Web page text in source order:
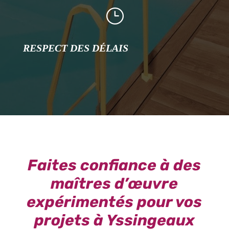
}
RESPECT DES DÉLAIS
Faites confiance à des
maîtres d’œuvre
expérimentés pour vos
projets à Yssingeaux